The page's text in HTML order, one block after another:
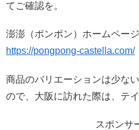
てご確認を。
澎澎（ポンポン）ホームペー
https://pongpong-castella.com/
商品のバリエーションは少な
ので、大阪に訪れた際は、テ
スポンサ